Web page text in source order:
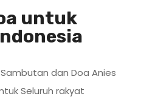
untuk
dan Doa Anies
Seluruh rakyat